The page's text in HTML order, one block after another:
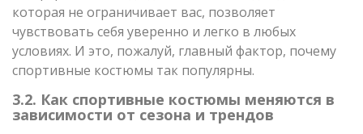
которая не ограничивает вас, позволяет
чувствовать себя уверенно и легко в любых
условиях. И это, пожалуй, главный фактор, почему
спортивные костюмы так популярны.
3.2. Как спортивные костюмы меняются в
зависимости от сезона и трендов